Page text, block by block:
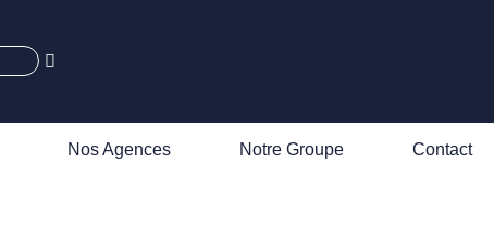
Nos Agences Notre Groupe Contact